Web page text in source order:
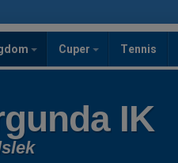
Cuper Tennis
IK